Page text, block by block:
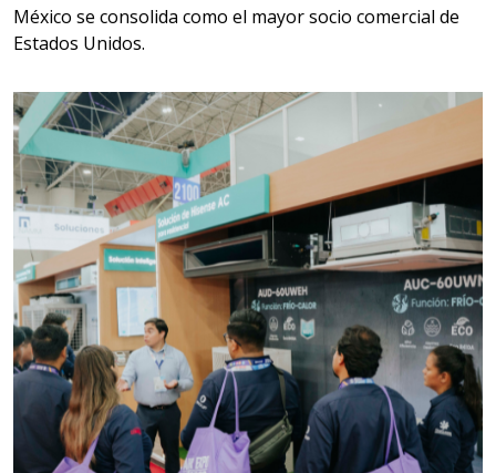
Aplicar al Requerimiento
Empresa en Estado de México
Requiere:
SCRAP
Especificaciones:
Somos Proveedores de GESTION
DE RESIDUOS Y DESTRUCCION
FISCAL
Aplicar al Requerimiento
Empresa en Jalisco
México se consolida como el mayor socio comercial de
Estados Unidos.